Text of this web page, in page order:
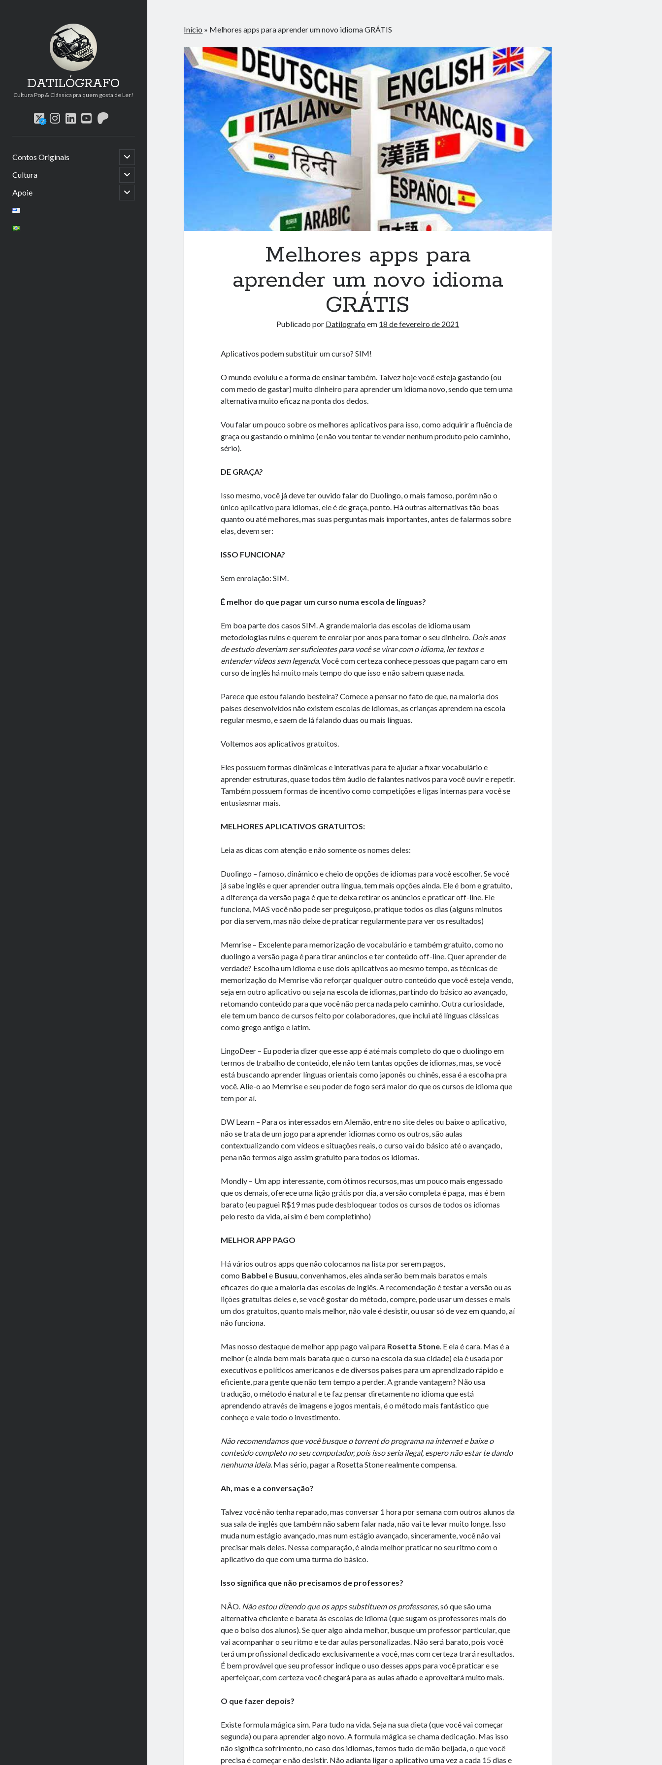
DATILÓGRAFO
Cultura Pop & Clássica pra quem gosta de Ler!
twitter
instagram
linkedin
youtube
Contos Originais
abrir
submenu
Cultura
abrir
submenu
Apoie
abrir
submenu
Início » Melhores apps para aprender um novo idioma GRÁTIS
Melhores apps para
aprender um novo idioma
GRÁTIS
Publicado por Datilografo em 18 de fevereiro de 2021
Aplicativos podem substituir um curso? SIM!
O mundo evoluiu e a forma de ensinar também. Talvez hoje você esteja gastando (ou
com medo de gastar) muito dinheiro para aprender um idioma novo, sendo que tem uma
alternativa muito eficaz na ponta dos dedos.
Vou falar um pouco sobre os melhores aplicativos para isso, como adquirir a fluência de
graça ou gastando o mínimo (e não vou tentar te vender nenhum produto pelo caminho,
sério).
DE GRAÇA?
Isso mesmo, você já deve ter ouvido falar do Duolingo, o mais famoso, porém não o
único aplicativo para idiomas, ele é de graça, ponto. Há outras alternativas tão boas
quanto ou até melhores, mas suas perguntas mais importantes, antes de falarmos sobre
elas, devem ser:
ISSO FUNCIONA?
Sem enrolação: SIM.
É melhor do que pagar um curso numa escola de línguas?
Em boa parte dos casos SIM. A grande maioria das escolas de idioma usam
metodologias ruins e querem te enrolar por anos para tomar o seu dinheiro. Dois anos
de estudo deveriam ser suficientes para você se virar com o idioma, ler textos e
entender vídeos sem legenda.Você com certeza conhece pessoas que pagam caro em
curso de inglês há muito mais tempo do que isso e não sabem quase nada.
Parece que estou falando besteira? Comece a pensar no fato de que, na maioria dos
países desenvolvidos não existem escolas de idiomas, as crianças aprendem na escola
regular mesmo, e saem de lá falando duas ou mais línguas.
Voltemos aos aplicativos gratuitos.
Eles possuem formas dinâmicas e interativas para te ajudar a fixar vocabulário e
aprender estruturas, quase todos têm áudio de falantes nativos para você ouvir e repetir.
Também possuem formas de incentivo como competições e ligas internas para você se
entusiasmar mais.
MELHORES APLICATIVOS GRATUITOS:
Leia as dicas com atenção e não somente os nomes deles:
Duolingo – famoso, dinâmico e cheio de opções de idiomas para você escolher. Se você
já sabe inglês e quer aprender outra língua, tem mais opções ainda. Ele é bom e gratuito,
a diferença da versão paga é que te deixa retirar os anúncios e praticar off-line. Ele
funciona, MAS você não pode ser preguiçoso, pratique todos os dias (alguns minutos
por dia servem, mas não deixe de praticar regularmente para ver os resultados)
Memrise – Excelente para memorização de vocabulário e também gratuito, como no
duolingo a versão paga é para tirar anúncios e ter conteúdo off-line. Quer aprender de
verdade? Escolha um idioma e use dois aplicativos ao mesmo tempo, as técnicas de
memorização do Memrise vão reforçar qualquer outro conteúdo que você esteja vendo,
seja em outro aplicativo ou seja na escola de idiomas, partindo do básico ao avançado,
retomando conteúdo para que você não perca nada pelo caminho. Outra curiosidade,
ele tem um banco de cursos feito por colaboradores, que inclui até línguas clássicas
como grego antigo e latim.
LingoDeer – Eu poderia dizer que esse app é até mais completo do que o duolingo em
termos de trabalho de conteúdo, ele não tem tantas opções de idiomas, mas, se você
está buscando aprender línguas orientais como japonês ou chinês, essa é a escolha pra
você. Alie-o ao Memrise e seu poder de fogo será maior do que os cursos de idioma que
tem por aí.
DW Learn – Para os interessados em Alemão, entre no site deles ou baixe o aplicativo,
não se trata de um jogo para aprender idiomas como os outros, são aulas
contextualizando com vídeos e situações reais, o curso vai do básico até o avançado,
pena não termos algo assim gratuito para todos os idiomas.
Mondly – Um app interessante, com ótimos recursos, mas um pouco mais engessado
que os demais, oferece uma lição grátis por dia, a versão completa é paga, mas é bem
barato (eu paguei R$19 mas pude desbloquear todos os cursos de todos os idiomas
pelo resto da vida, aí sim é bem completinho)
MELHOR APP PAGO
Há vários outros apps que não colocamos na lista por serem pagos,
como Babbele Busuu, convenhamos, eles ainda serão bem mais baratos e mais
eficazes do que a maioria das escolas de inglês. A recomendação é testar a versão ou as
lições gratuitas deles e, se você gostar do método, compre, pode usar um desses e mais
um dos gratuitos, quanto mais melhor, não vale é desistir, ou usar só de vez em quando, aí
não funciona.
Mas nosso destaque de melhor app pago vai para Rosetta Stone. E ela é cara. Mas é a
melhor (e ainda bem mais barata que o curso na escola da sua cidade) ela é usada por
executivos e políticos americanos e de diversos países para um aprendizado rápido e
eficiente, para gente que não tem tempo a perder. A grande vantagem? Não usa
tradução, o método é natural e te faz pensar diretamente no idioma que está
aprendendo através de imagens e jogos mentais, é o método mais fantástico que
conheço e vale todo o investimento.
Não recomendamos que você busque o torrent do programa na internet e baixe o
conteúdo completo no seu computador, pois isso seria ilegal, espero não estar te dando
nenhuma ideia. Mas sério, pagar a Rosetta Stone realmente compensa.
Ah, mas e a conversação?
Talvez você não tenha reparado, mas conversar 1 hora por semana com outros alunos da
sua sala de inglês que também não sabem falar nada, não vai te levar muito longe. Isso
muda num estágio avançado, mas num estágio avançado, sinceramente, você não vai
precisar mais deles. Nessa comparação, é ainda melhor praticar no seu ritmo com o
aplicativo do que com uma turma do básico.
Isso significa que não precisamos de professores?
NÃO. Não estou dizendo que os apps substituem os professores,só que são uma
alternativa eficiente e barata às escolas de idioma (que sugam os professores mais do
que o bolso dos alunos). Se quer algo ainda melhor, busque um professor particular, que
vai acompanhar o seu ritmo e te dar aulas personalizadas. Não será barato, pois você
terá um profissional dedicado exclusivamente a você, mas com certeza trará resultados.
É bem provável que seu professor indique o uso desses apps para você praticar e se
aperfeiçoar, com certeza você chegará para as aulas afiado e aproveitará muito mais.
O que fazer depois?
Existe formula mágica sim. Para tudo na vida. Seja na sua dieta (que você vai começar
segunda) ou para aprender algo novo. A formula mágica se chama dedicação. Mas isso
não significa sofrimento, no caso dos idiomas, temos tudo de mão beijada, o que você
precisa é começar e não desistir. Não adianta ligar o aplicativo uma vez a cada 15 dias e